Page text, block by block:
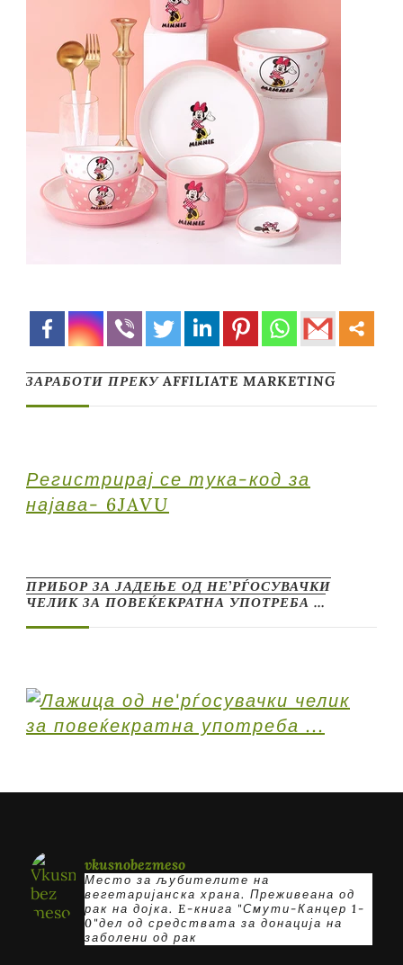
ЗАРАБОТИ ПРЕКУ AFFILIATE MARKETING
Регистрирај се тука-код за
најава- 6JAVU
ПРИБОР ЗА ЈАДЕЊЕ ОД НЕ’РЃОСУВАЧКИ
ЧЕЛИК ЗА ПОВЕЌЕКРАТНА УПОТРЕБА …
vkusnobezmeso
Место за љубителите на
вегетаријанска храна. Преживеана од
рак на дојка. E-книга "Смути-Канцер 1-
0"дел од средствата за донација на
заболени од рак